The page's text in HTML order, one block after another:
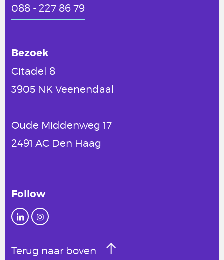
088 - 227 86 79
Bezoek
Citadel 8
3905 NK Veenendaal
Oude Middenweg 17
2491 AC Den Haag
Follow
Terug naar boven